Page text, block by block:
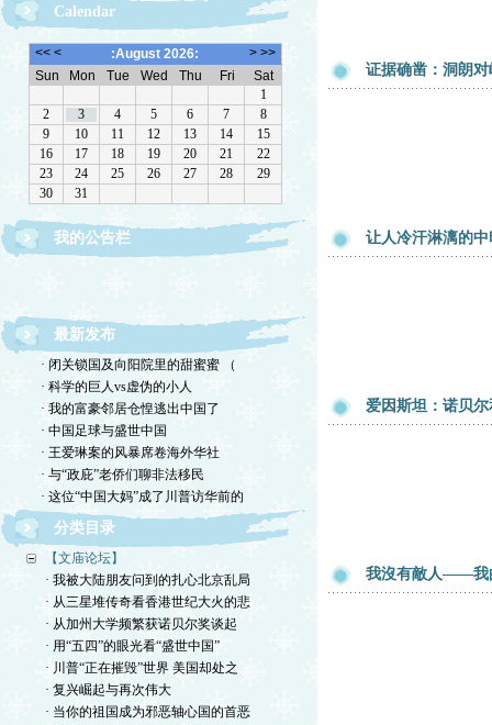
Calendar
我的公告栏
话。
最新发布
· 闭关锁国及向阳院里的甜蜜蜜 （
· 科学的巨人vs虚伪的小人
· 我的富豪邻居仓惶逃出中国了
· 中国足球与盛世中国
· 王爱琳案的风暴席卷海外华社
· 与“政庇”老侨们聊非法移民
· 这位“中国大妈”成了川普访华前的
分类目录
【文庙论坛】
· 我被大陆朋友问到的扎心北京乱局
· 从三星堆传奇看香港世纪大火的悲
· 从加州大学频繁获诺贝尔奖谈起
· 用“五四”的眼光看“盛世中国”
· 川普“正在摧毁”世界 美国却处之
· 复兴崛起与再次伟大
· 当你的祖国成为邪恶轴心国的首恶
证据确凿：洞朗
让人冷汗淋漓的
爱因斯坦：诺贝
我沒有敵人——我